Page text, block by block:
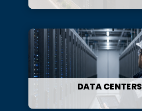
DATA CENTERS